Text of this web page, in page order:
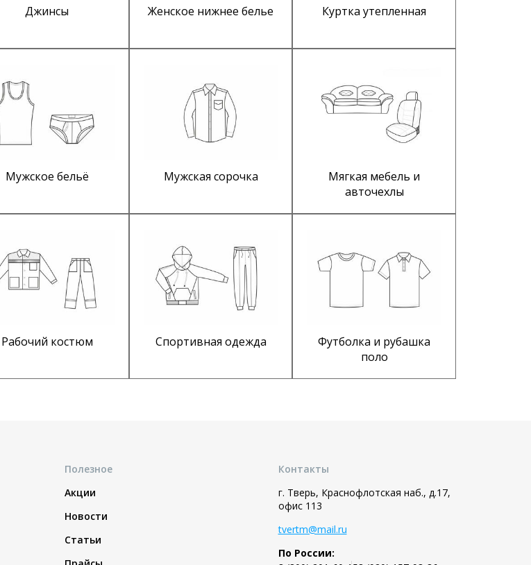
Джинсы Женское нижнее белье Куртка утепленная
Мужское бельё Мужская сорочка
Мягкая мебель и
авточехлы
Рабочий костюм Спортивная одежда
Футболка и рубашка
поло
Полезное
Акции
Новости
Статьи
Контакты
г. Тверь, Краснофлотская наб., д.17,
офис 113
tvertm@mail.ru
По России: